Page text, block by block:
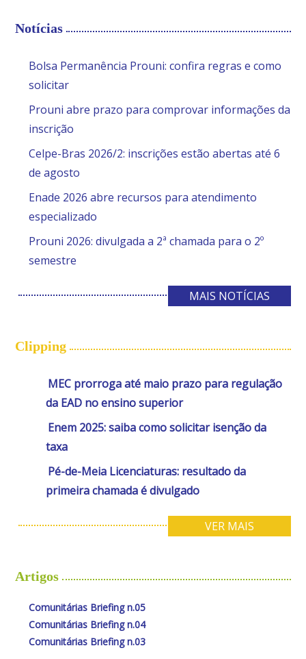
Notícias
Bolsa Permanência Prouni: confira regras e como
solicitar
Prouni abre prazo para comprovar informações da
inscrição
Celpe-Bras 2026/2: inscrições estão abertas até 6
de agosto
Enade 2026 abre recursos para atendimento
especializado
Prouni 2026: divulgada a 2ª chamada para o 2º
semestre
MAIS NOTÍCIAS
Clipping
MEC prorroga até maio prazo para regulação
da EAD no ensino superior
Enem 2025: saiba como solicitar isenção da
taxa
Pé-de-Meia Licenciaturas: resultado da
primeira chamada é divulgado
VER MAIS
Artigos
Comunitárias Briefing n.05
Comunitárias Briefing n.04
Comunitárias Briefing n.03